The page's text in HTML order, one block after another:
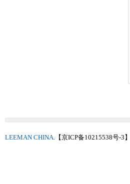
LEEMAN CHINA. 【京ICP备10215538号-3】